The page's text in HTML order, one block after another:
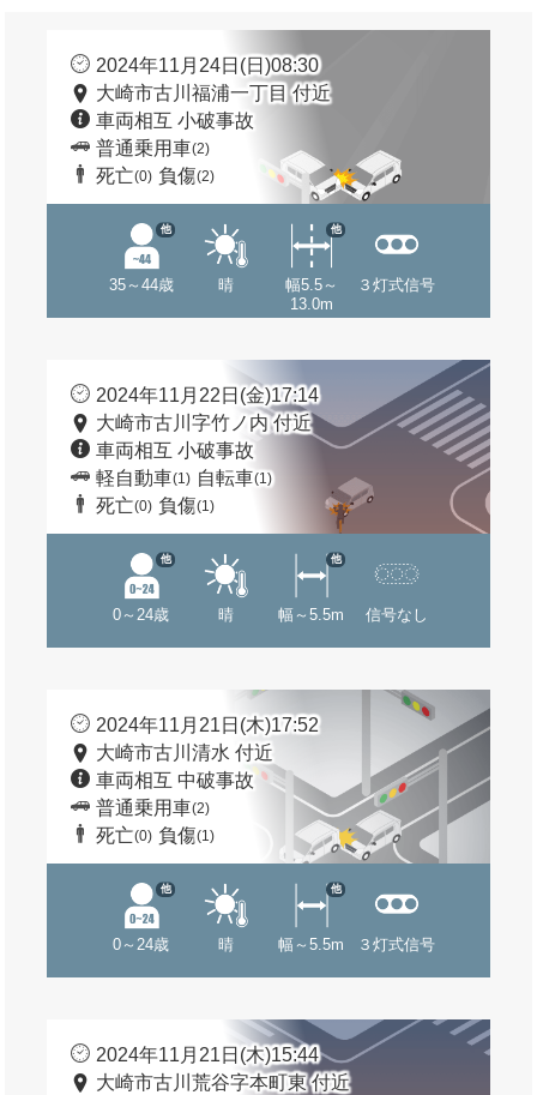
2024年11月24日(日)08:30
大崎市古川福浦一丁目 付近
車両相互 小破事故
普通乗用車(2)
死亡(0) 負傷(2)
35～44歳
他
晴
幅5.5～
13.0m
他
３灯式信号
2024年11月22日(金)17:14
大崎市古川字竹ノ内 付近
車両相互 小破事故
軽自動車(1) 自転車(1)
死亡(0) 負傷(1)
0～24歳
他
晴 幅～5.5m
他
信号なし
2024年11月21日(木)17:52
大崎市古川清水 付近
車両相互 中破事故
普通乗用車(2)
死亡(0) 負傷(1)
0～24歳
他
晴 幅～5.5m
他
３灯式信号
2024年11月21日(木)15:44
大崎市古川荒谷字本町東 付近